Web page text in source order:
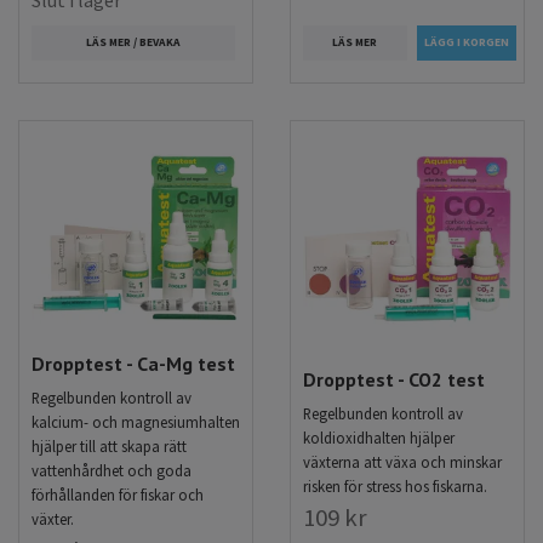
LÄS MER / BEVAKA LÄS MER
Dropptest - Ca-Mg test
Regelbunden kontroll av
kalcium- och magnesiumhalten
hjälper till att skapa rätt
vattenhårdhet och goda
förhållanden för fiskar och
växter.
Dropptest - CO2 test
Regelbunden kontroll av
koldioxidhalten hjälper
växterna att växa och minskar
risken för stress hos fiskarna.
109 kr